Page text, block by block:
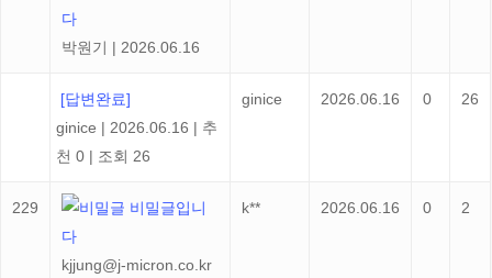
다
박원기 | 2026.06.16
[답변완료]
ginice | 2026.06.16 | 추
천 0 | 조회 26
ginice 2026.06.16 0 26
229
비밀글입니
다
kjjung@j-micron.co.kr
k** 2026.06.16 0 2